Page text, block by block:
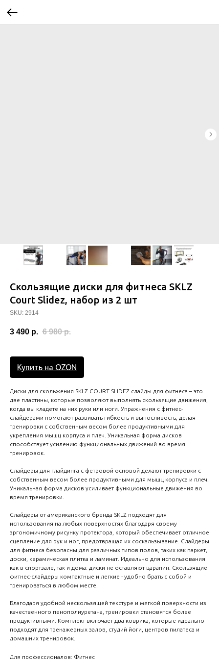
Скользящие диски для фитнеса SKLZ
Court Slidez, набор из 2 шт
SKU: 2914
3 490 р. 6 980 р.
Купить на OZON
Диски для скольжения SKLZ COURT SLIDEZ слайды для фитнеса – это
две пластины, которые позволяют выполнять скользящие движения,
когда вы кладете на них руки или ноги. Упражнения с фитнес-
слайдерами помогают развивать гибкость и выносливость, делая
тренировки с собственным весом более продуктивными для
укрепления мышц корпуса и плеч. Уникальная форма дисков
способствует усилению функциональных движений во время
тренировок.
Слайдеры для глайдинга с фетровой основой делают тренировки с
собственным весом более продуктивными для мышц корпуса и плеч.
Уникальная форма дисков усиливает функциональные движения во
время тренировки.
Слайдеры от американского бренда SKLZ подходят для
использования на любых поверхностях благодаря своему
эргономичному рисунку протектора, который обеспечивает отличное
сцепление для рук и ног, предотвращая их соскальзывание. Слайдеры
для фитнеса безопасны для различных типов полов, таких как паркет,
доски, керамическая плитка и ламинат. Идеально для использования
как в спортзале, так и дома: диски не оставляют царапин. Скользящие
фитнес-слайдеры компактные и легкие - удобно брать с собой и
тренироваться в любом месте.
Благодаря удобной нескользящей текстуре и мягкой поверхности из
качественного пенополиуретана, тренировки становятся более
продуктивными. Комплект включает два коврика, которые идеально
подходят для тренажерных залов, студий йоги, центров пилатеса и
домашних тренировок.
Для профессионалов: Фитнес